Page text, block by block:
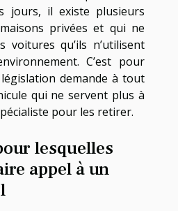
jours, il existe plusieurs
privées et qui ne
voitures qu’ils n’utilisent
C’est pour
demande à tout
qui ne servent plus à
pour les retirer.
lesquelles
appel à un